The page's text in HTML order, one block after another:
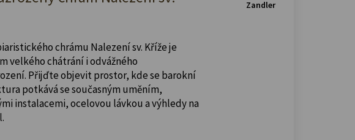
chrámu Nalezení sv. Kříže je
velkého chátrání i odvážného
Přijďte objevit prostor, kde se barokní
potkává se současným uměním,
instalacemi, ocelovou lávkou a výhledy na
Zandler